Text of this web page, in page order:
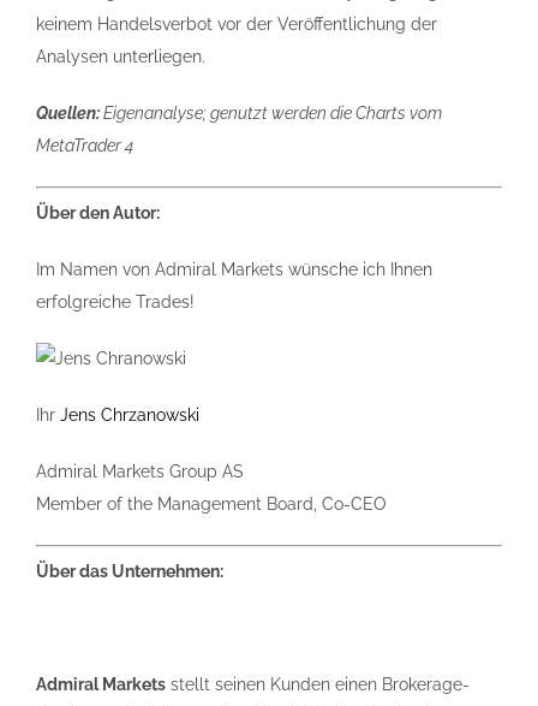
keinem Handelsverbot vor der Veröffentlichung der
Analysen unterliegen.
Quellen:Eigenanalyse; genutzt werden die Charts vom
MetaTrader 4
Über den Autor:
Im Namen von Admiral Markets wünsche ich Ihnen
erfolgreiche Trades!
Ihr Jens Chrzanowski
Admiral Markets Group AS
Member of the Management Board, Co-CEO
Über das Unternehmen:
Admiral Markets stellt seinen Kunden einen Brokerage-